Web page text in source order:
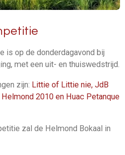
is op de donderdagavond bij
met een uit- en thuiswedstrijd.
zijn: Littie of Littie nie, JdB
2010 en Huac Petanque
zal de Helmond Bokaal in